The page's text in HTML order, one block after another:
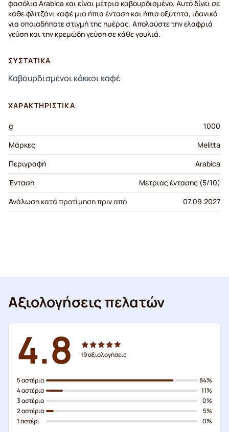
φασόλια Arabica και είναι μέτρια καβουρδισμένο. Αυτό δίνει σε
κάθε φλιτζάνι καφέ μια ήπια ένταση και ήπια οξύτητα, ιδανικό
για οποιαδήποτε στιγμή της ημέρας. Απολαύστε την ελαφριά
γεύση και την κρεμώδη γεύση σε κάθε γουλιά.
ΣΥΣΤΑΤΙΚΆ
Καβουρδισμένοι κόκκοι καφέ
ΧΑΡΑΚΤΗΡΙΣΤΙΚΆ
g
1000
Μάρκες
Melitta
Περιγραφή
Arabica
Ένταση
Μέτριας έντασης (5/10)
Ανάλωση κατά προτίμηση πριν από
07.09.2027
Αξιολογήσεις πελατών
4.8 19αξιολογήσεις
5 αστέρια
4 αστέρια
3 αστέρια
2 αστέρια
1 αστέρι
84%
11%
0%
5%
0%